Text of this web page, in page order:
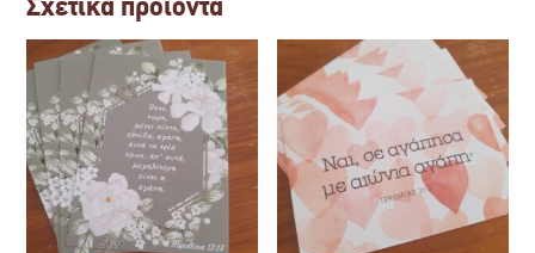
Σχετικά προϊόντα